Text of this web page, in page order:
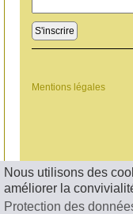
Nous utilisons des
améliorer la
Protection des
S'inscrire
Mentions légales